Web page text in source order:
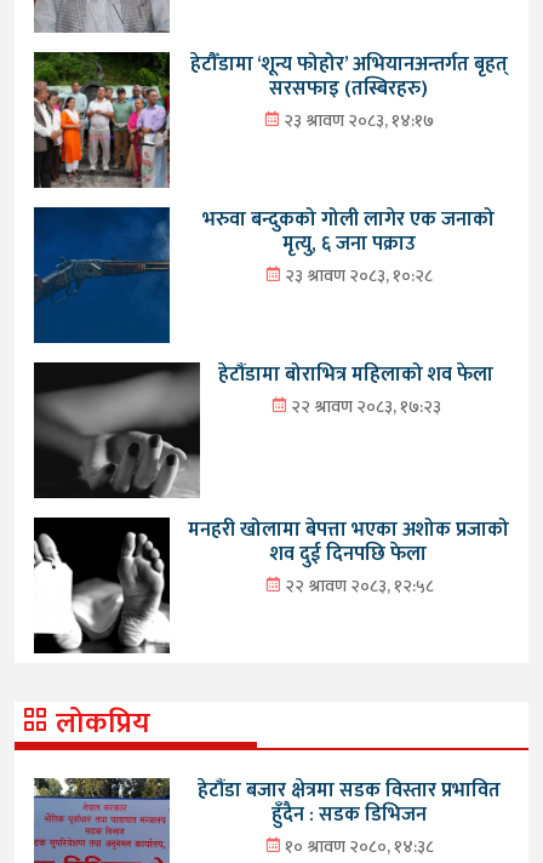
हेटौँडामा ‘शून्य फोहोर’ अभियानअन्तर्गत बृहत्
सरसफाइ (तस्बिरहरु)
२३ श्रावण २०८३, १४:१७
भरुवा बन्दुकको गोली लागेर एक जनाको
मृत्यु, ६ जना पक्राउ
२३ श्रावण २०८३, १०:२८
हेटौंडामा बोराभित्र महिलाको शव फेला
२२ श्रावण २०८३, १७:२३
मनहरी खोलामा बेपत्ता भएका अशोक प्रजाको
शव दुई दिनपछि फेला
२२ श्रावण २०८३, १२:५८
लोकप्रिय
हेटौंडा बजार क्षेत्रमा सडक विस्तार प्रभावित
हुँदैन : सडक डिभिजन
१० श्रावण २०८०, १४:३८